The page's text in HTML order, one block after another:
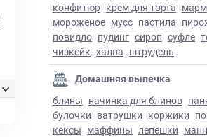
конфитюр крем для торта
мороженое мусс пастила
повидло пудинг сироп суфле
чизкейк халва штрудель
Домашняя выпечка
блины начинка для блинов
булочки ватрушки коржики
кексы маффины лепешки